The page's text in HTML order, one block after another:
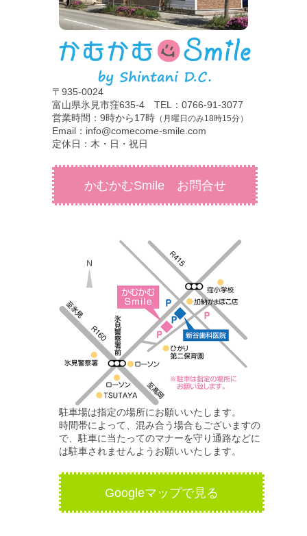
〒935-0024
富山県氷見市窪635-4 TEL：0766-91-3077
営業時間：9時から17時 （月曜日のみ18時15分）
Email：info@comecome-smile.com
定休日：木・日・祝日
かむかむSmile お問合せ
駐車場は指定の場所にお願いいたします。
時間帯によって、混み合う場合もございますの
で、駐車に当たってのマナーを守り通路などに
は駐車されませんようお願いいたします。
Googleマップで見る